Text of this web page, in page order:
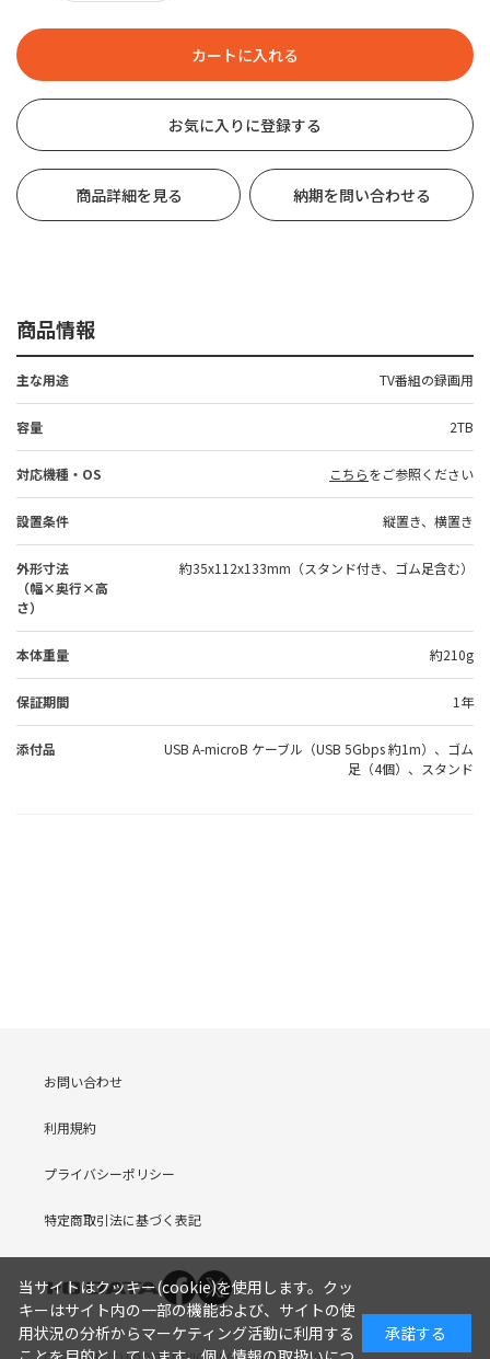
お気に入りに登録する
商品詳細を見る 納期を問い合わせる
商品情報
主な用途 TV番組の録画用
容量 2TB
対応機種・OS こちらをご参照ください
設置条件 縦置き、横置き
外形寸法
（幅×奥行×高
さ）
約35x112x133mm（スタンド付き、ゴム足含む）
本体重量 約210g
保証期間 1年
添付品
USB A-microB ケーブル（USB 5Gbps 約1m）、ゴム
足（4個）、スタンド
お問い合わせ
利用規約
プライバシーポリシー
特定商取引法に基づく表記
当サイトはクッキー(cookie)を使用します。クッ
キーはサイト内の一部の機能および、サイトの使
用状況の分析からマーケティング活動に利用する
承諾する